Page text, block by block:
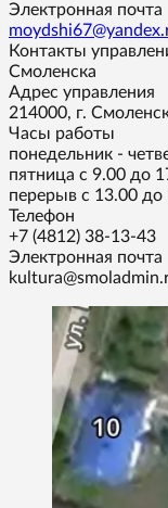
Электронная почта
Контакты
Смоленска
Адрес управления
214000, г.
Часы работы
понедельник -
пятница с 9.00 до
перерыв с 13.00 до
Телефон
+7 (4812) 38-13-43
Электронная почта